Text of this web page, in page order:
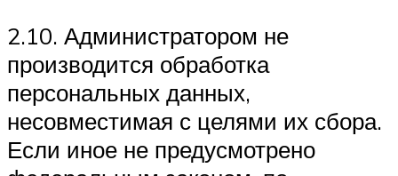
2.10. Администратором не
производится обработка
персональных данных,
несовместимая с целями их сбора.
Если иное не предусмотрено